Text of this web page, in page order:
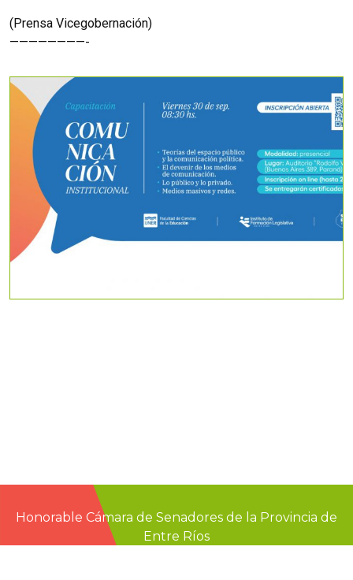
(Prensa Vicegobernación)
————————-
Honorable Cámara de Senadores de la Provincia de
Entre Ríos